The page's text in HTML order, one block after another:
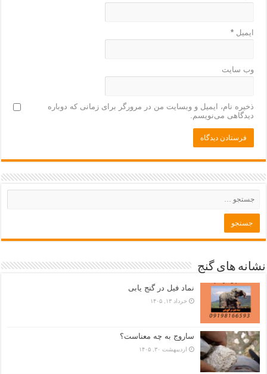
ایمیل*
وب‌ سایت
ذخیره نام، ایمیل و وبسایت من در مرورگر برای زمانی که دوباره
دیدگاهی می‌نویسم.
نشانه های گنج
نماد فیل در گنج یابی
خرداد ۱۳, ۱۴۰۵
ساروج به چه معناست؟
اردیبهشت ۳۰, ۱۴۰۵